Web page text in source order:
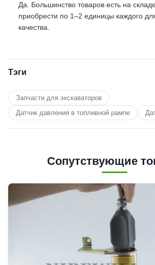
Да. Большинство товаров есть на
приобрести по 1–2 единицы каждого
качества.
Тэги
Запчасти для экскаваторов
Датчик давления в топливной рампе
Сопутствующие